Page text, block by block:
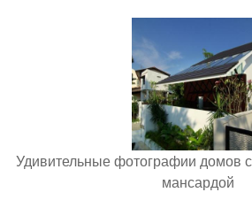
Удивительные фотографии домов
мансардой